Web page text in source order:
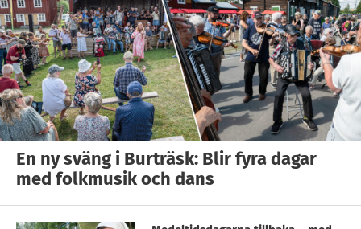
En ny sväng i Burträsk: Blir fyra dagar
med folkmusik och dans